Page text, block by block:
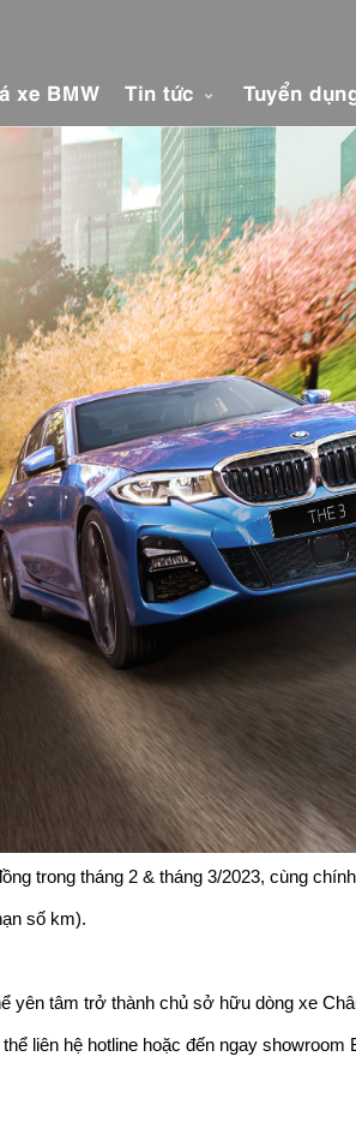
xe BMW Tin tức Tuyển
trong tháng 2 & tháng 3/2023, cùng
số km).
yên tâm trở thành chủ sở hữu dòng xe
liên hệ hotline hoặc đến ngay